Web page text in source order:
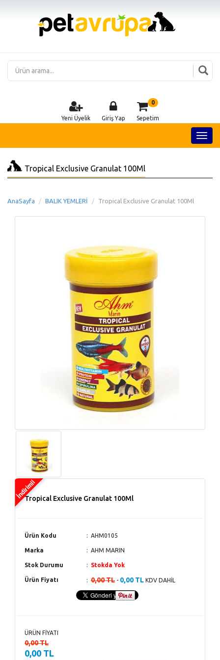
Yeni Üyelik Giriş Yap
0
Sepetim
Tropical Exclusive Granulat 100Ml
AnaSayfa BALIK YEMLERİ Tropical Exclusive Granulat 100Ml
Tropical Exclusive Granulat 100Ml
Ürün Kodu AHM0105
Marka AHM MARIN
Stok Durumu Stokda Yok
Ürün Fiyatı 0,00 TL - 0,00 TL KDV DAHİL
ÜRÜN FİYATI
0,00 TL
0,00 TL